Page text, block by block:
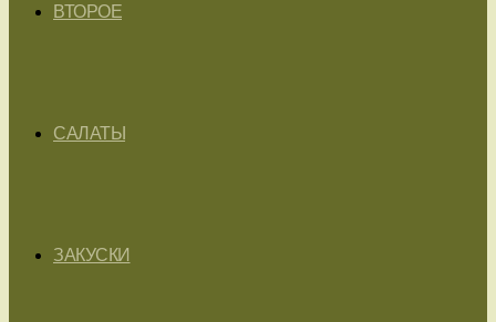
ВТОРОЕ
САЛАТЫ
ЗАКУСКИ